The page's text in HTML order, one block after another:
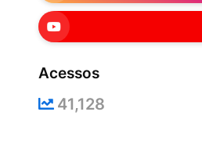
Acessos
41,128